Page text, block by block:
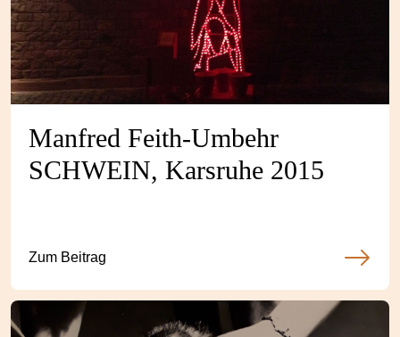
Manfred Feith-Umbehr
SCHWEIN, Karsruhe 2015
Zum Beitrag